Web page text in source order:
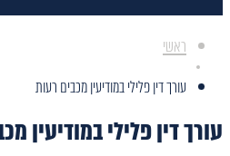
ראשי
עורך דין פלילי במודיעין מכבים רעות
עורך דין פלילי במודיעין